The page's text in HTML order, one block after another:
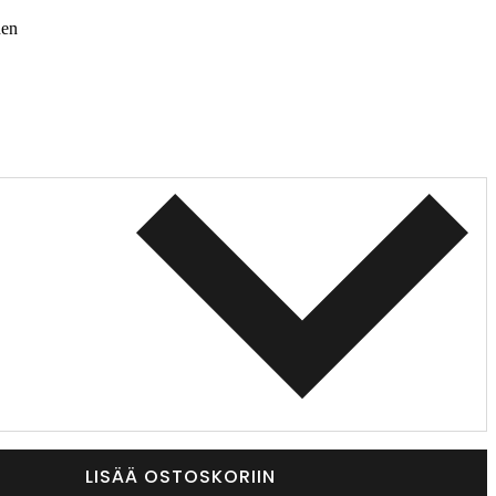
LISÄÄ OSTOSKORIIN